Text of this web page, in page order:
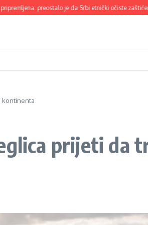
preostalo je da Srbi etnički očiste zaštićenu zonu
kontinenta
prijeti da